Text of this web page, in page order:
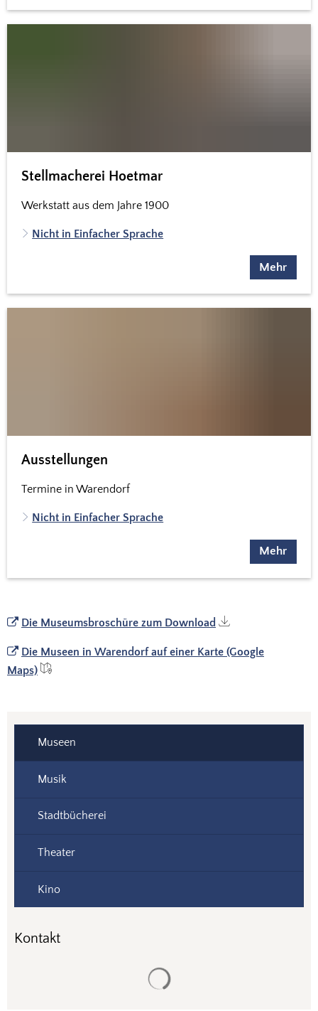
Stellmacherei Hoetmar
Werkstatt aus dem Jahre 1900
Nicht in Einfacher Sprache
Mehr
Ausstellungen
Termine in Warendorf
Nicht in Einfacher Sprache
Mehr
Die Museumsbroschüre zum Download
Die Museen in Warendorf auf einer Karte (Google
Maps)
Museen
Musik
Stadtbücherei
Theater
Kino
Kontakt